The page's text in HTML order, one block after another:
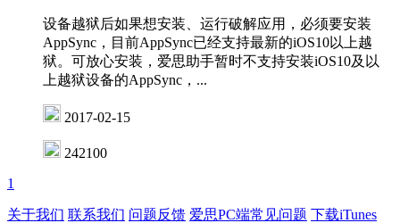
设备越狱后如果想安装、运行破解应用，必须要安装
AppSync，目前AppSync已经支持最新的iOS10以上越
狱。可放心安装，爱思助手暂时不支持安装iOS10及以
上越狱设备的AppSync，...
2017-02-15
242100
1
关于我们 联系我们 问题反馈 爱思PC端常见问题 下载iTunes